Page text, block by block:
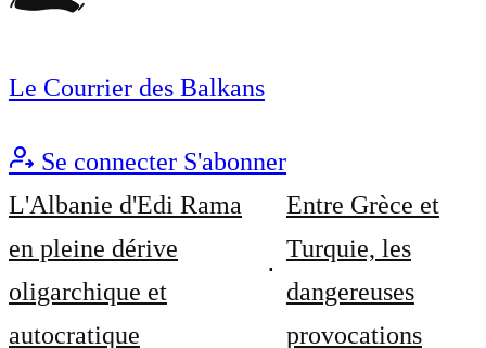
Le Courrier des Balkans
Se connecter S'abonner
L'Albanie d'Edi Rama
en pleine dérive
oligarchique et
autocratique
Entre Grèce et
Turquie, les
dangereuses
provocations